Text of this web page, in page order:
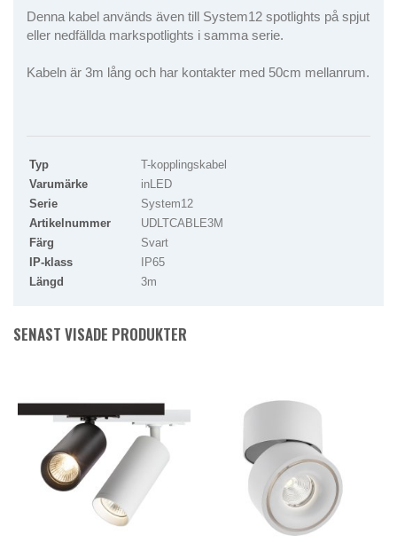
Denna kabel används även till System12 spotlights på spjut
eller nedfällda markspotlights i samma serie.
Kabeln är 3m lång och har kontakter med 50cm mellanrum.
Typ
T-kopplingskabel
Varumärke
inLED
Serie
System12
Artikelnummer
UDLTCABLE3M
Färg
Svart
IP-klass
IP65
Längd
3m
SENAST VISADE PRODUKTER